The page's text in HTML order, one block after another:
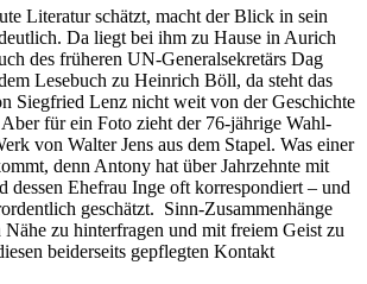
Literatur schätzt, macht der Blick in sein
Da liegt bei ihm zu Hause in Aurich
des früheren UN-Generalsekretärs Dag
Lesebuch zu Heinrich Böll, da steht das
Siegfried Lenz nicht weit von der Geschichte
für ein Foto zieht der 76-jährige Wahl-
von Walter Jens aus dem Stapel. Was einer
denn Antony hat über Jahrzehnte mit
dessen Ehefrau Inge oft korrespondiert – und
geschätzt. Sinn-Zusammenhänge
Nähe zu hinterfragen und mit freiem Geist zu
beiderseits gepflegten Kontakt